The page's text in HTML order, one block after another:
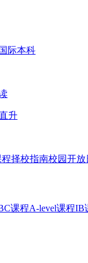
际本科
升
择校指南校园开放
课程A-level课程IB